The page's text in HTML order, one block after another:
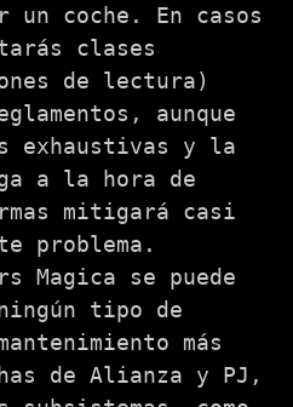
un coche. En casos
clases
de lectura)
aunque
exhaustivas y la
a la hora de
mitigará casi
problema.
Magica se puede
tipo de
más
de Alianza y PJ,